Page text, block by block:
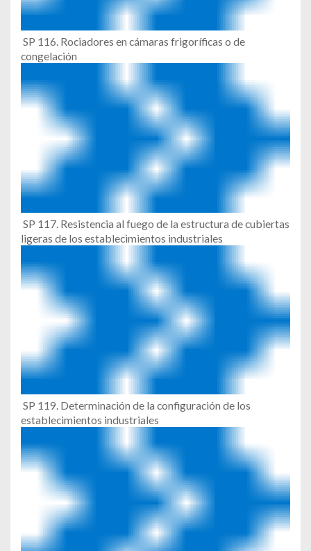
SP 116. Rociadores en cámaras frigoríficas o de
congelación
SP 117. Resistencia al fuego de la estructura de cubiertas
ligeras de los establecimientos industriales
SP 119. Determinación de la configuración de los
establecimientos industriales